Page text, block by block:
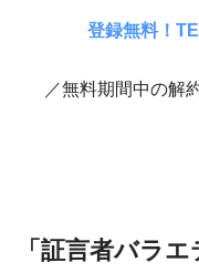
登録無料！
／無料期間中の解
「証言者バラ